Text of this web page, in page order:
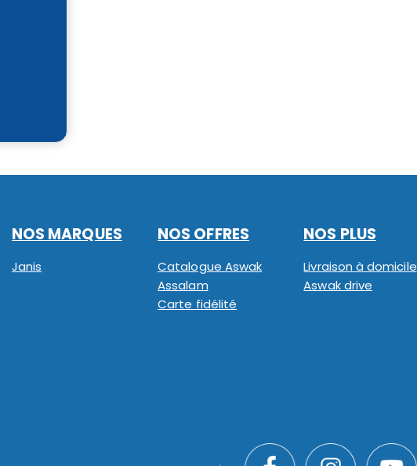
NOS MARQUES
Janis
NOS OFFRES
Catalogue Aswak
Assalam
Carte fidélité
NOS PLUS
Livraison à domicile
Aswak drive